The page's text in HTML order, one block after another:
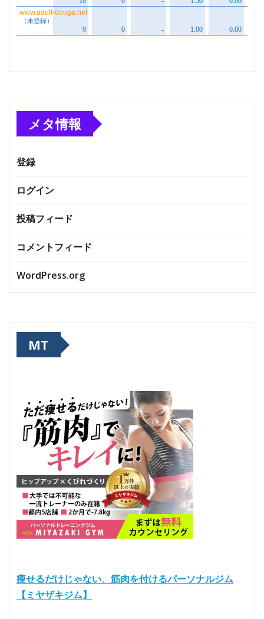
メタ情報
登録
ログイン
投稿フィード
コメントフィード
WordPress.org
MT
痩せるだけじゃない、筋肉を付けるパーソナルジム
【ミヤザキジム】